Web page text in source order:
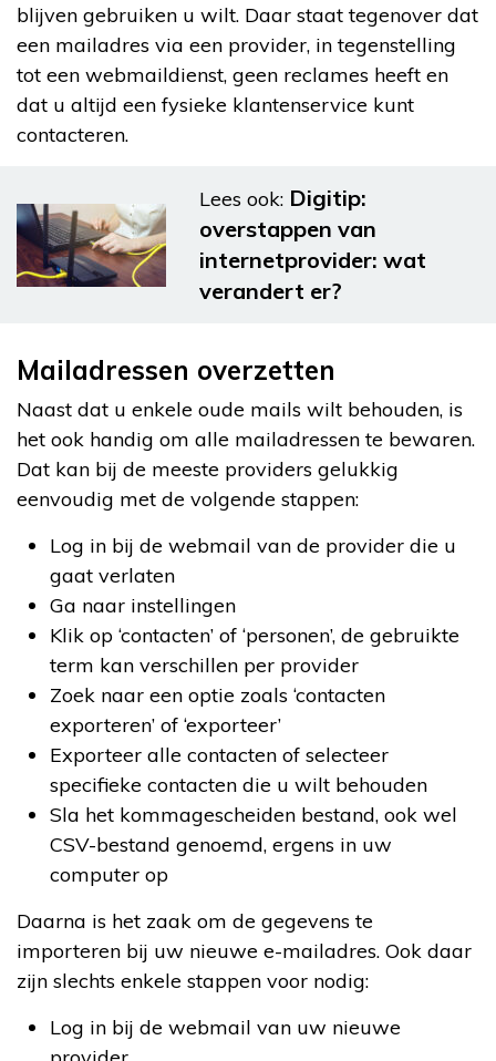
blijven gebruiken u wilt. Daar staat tegenover dat
een mailadres via een provider, in tegenstelling
tot een webmaildienst, geen reclames heeft en
dat u altijd een fysieke klantenservice kunt
contacteren.
Lees ook: Digitip:
overstappen van
internetprovider: wat
verandert er?
Mailadressen overzetten
Naast dat u enkele oude mails wilt behouden, is
het ook handig om alle mailadressen te bewaren.
Dat kan bij de meeste providers gelukkig
eenvoudig met de volgende stappen:
Log in bij de webmail van de provider die u
gaat verlaten
Ga naar instellingen
Klik op ‘contacten’ of ‘personen’, de gebruikte
term kan verschillen per provider
Zoek naar een optie zoals ‘contacten
exporteren’ of ‘exporteer’
Exporteer alle contacten of selecteer
specifieke contacten die u wilt behouden
Sla het kommagescheiden bestand, ook wel
CSV-bestand genoemd, ergens in uw
computer op
Daarna is het zaak om de gegevens te
importeren bij uw nieuwe e-mailadres. Ook daar
zijn slechts enkele stappen voor nodig:
Log in bij de webmail van uw nieuwe